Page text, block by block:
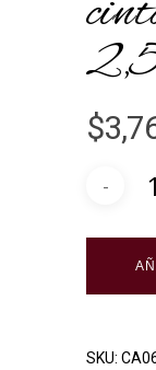
$
SKU: